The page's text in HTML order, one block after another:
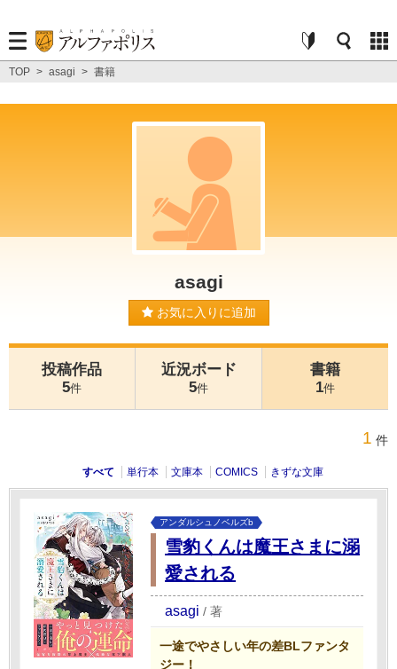
TOP > asagi > 書籍
asagi
お気に入りに追加
投稿作品
5件
近況ボード
5件
書籍
1件
1 件
すべて 単行本 文庫本 COMICS きずな文庫
アンダルシュノベルズb
雪豹くんは魔王さまに溺
愛される
asagi / 著
一途でやさしい年の差BLファンタ
ジー！